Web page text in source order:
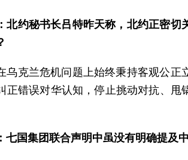
北约秘书长吕特昨天称，北约正密
乌克兰危机问题上始终秉持客观公
正错误对华认知，停止挑动对抗、
七国集团联合声明中虽没有明确提及